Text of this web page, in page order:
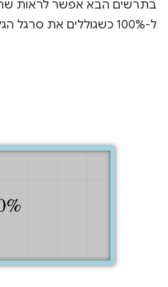
ל-100% כשגוללים את סרגל הגלילה מלמעלה למטה.